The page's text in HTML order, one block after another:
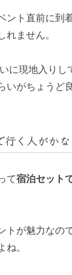
ント直前に到
れません。
に現地入りし
いがちょうど
行く人がかな
て宿泊セット
トが魅力なの
ね。